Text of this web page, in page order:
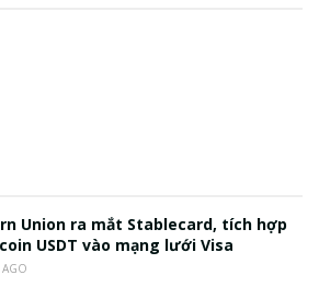
Union ra mắt Stablecard, tích hợp
USDT vào mạng lưới Visa